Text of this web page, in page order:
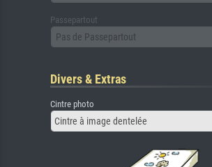
Passepartout
Pas de Passepartout
Divers & Extras
Cintre photo
Cintre à image dentelée